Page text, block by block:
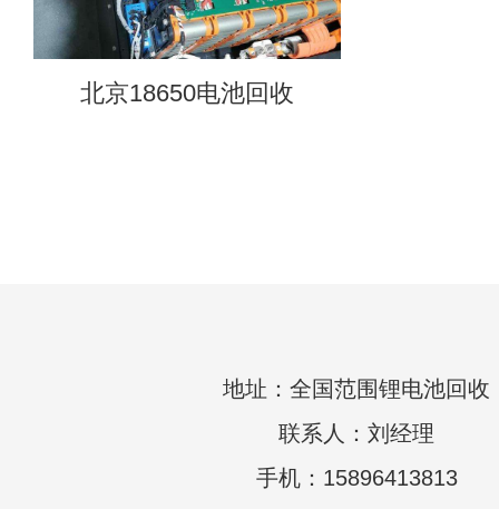
北京18650电池回收
地址：全国范围锂电池回收
联系人：刘经理
手机：15896413813